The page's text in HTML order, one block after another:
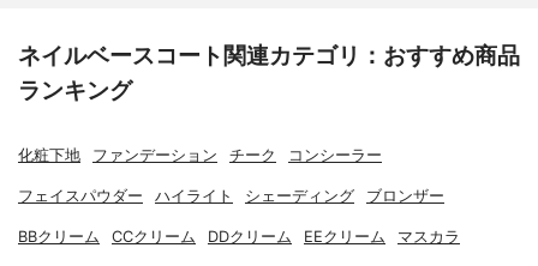
ネイルベースコート関連カテゴリ：おすすめ商品
ランキング
化粧下地 ファンデーション チーク コンシーラー
フェイスパウダー ハイライト シェーディング ブロンザー
BBクリーム CCクリーム DDクリーム EEクリーム マスカラ